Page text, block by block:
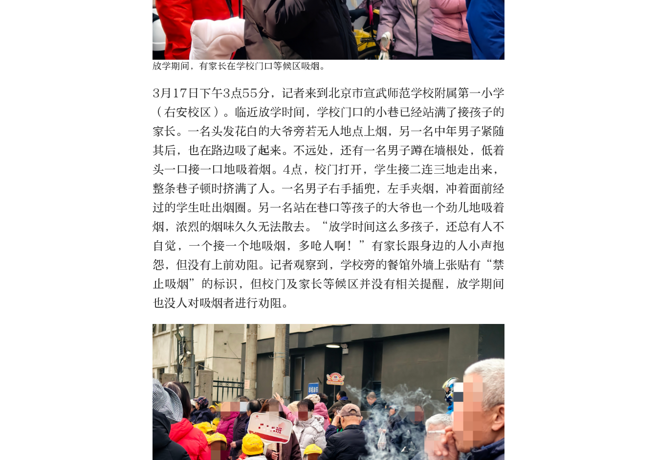
放学期间，有家长在学校门口等候区吸烟。
3月17日下午3点55分，记者来到北京市宣武师范学校附属第一小学
（右安校区）。临近放学时间，学校门口的小巷已经站满了接孩子的
家长。一名头发花白的大爷旁若无人地点上烟，另一名中年男子紧随
其后，也在路边吸了起来。不远处，还有一名男子蹲在墙根处，低着
头一口接一口地吸着烟。4点，校门打开，学生接二连三地走出来，
整条巷子顿时挤满了人。一名男子右手插兜，左手夹烟，冲着面前经
过的学生吐出烟圈。另一名站在巷口等孩子的大爷也一个劲儿地吸着
烟，浓烈的烟味久久无法散去。“放学时间这么多孩子，还总有人不
自觉，一个接一个地吸烟，多呛人啊！”有家长跟身边的人小声抱
怨，但没有上前劝阻。记者观察到，学校旁的餐馆外墙上张贴有“禁
止吸烟”的标识，但校门及家长等候区并没有相关提醒，放学期间
也没人对吸烟者进行劝阻。